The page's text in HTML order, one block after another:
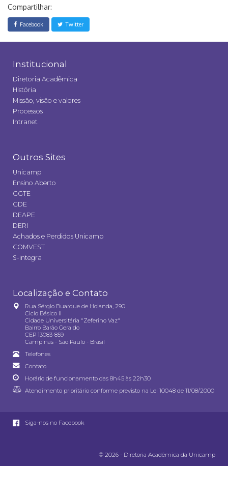
Compartilhar:
Facebook Twitter
Institucional
Diretoria Acadêmica
História
Missão, visão e valores
Processos
Intranet
Outros Sites
Unicamp
Ensino Aberto
GGTE
GDE
DEAPE
DERI
Achados e Perdidos Unicamp
COMVEST
S-integra
Localização e Contato
Rua Sérgio Buarque de Holanda, 290
Ciclo Básico II
Cidade Universitária "Zeferino Vaz"
Bairro Barão Geraldo
CEP 13083-859
Campinas - São Paulo - Brasil
Telefones
Contato
Horário de funcionamento das 8h45 às 22h30
Atendimento prioritário conforme previsto na Lei 10048 de 11/08/2000
Siga-nos no Facebook
© 2026 - Diretoria Acadêmica da Unicamp